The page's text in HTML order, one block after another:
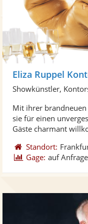
Eliza Ruppel
Showkünstler,
Mit ihrer brandneuen
sie für einen
Gäste charmant
Standort:
Gage: auf Anfrage